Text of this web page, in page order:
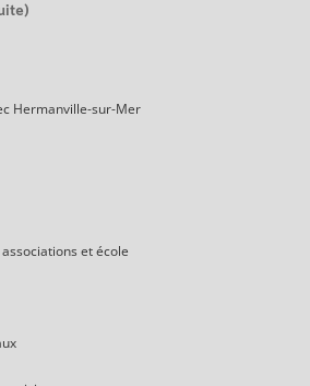
Hermanville-sur-Mer
et école